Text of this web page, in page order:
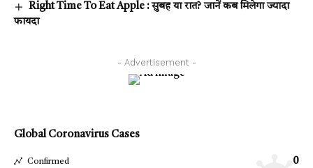
Right Time To Eat Apple : सुबह या रात? जानें कब मिलेगा ज्यादा
फायदा
- Advertisement -
Global Coronavirus Cases
Confirmed 0